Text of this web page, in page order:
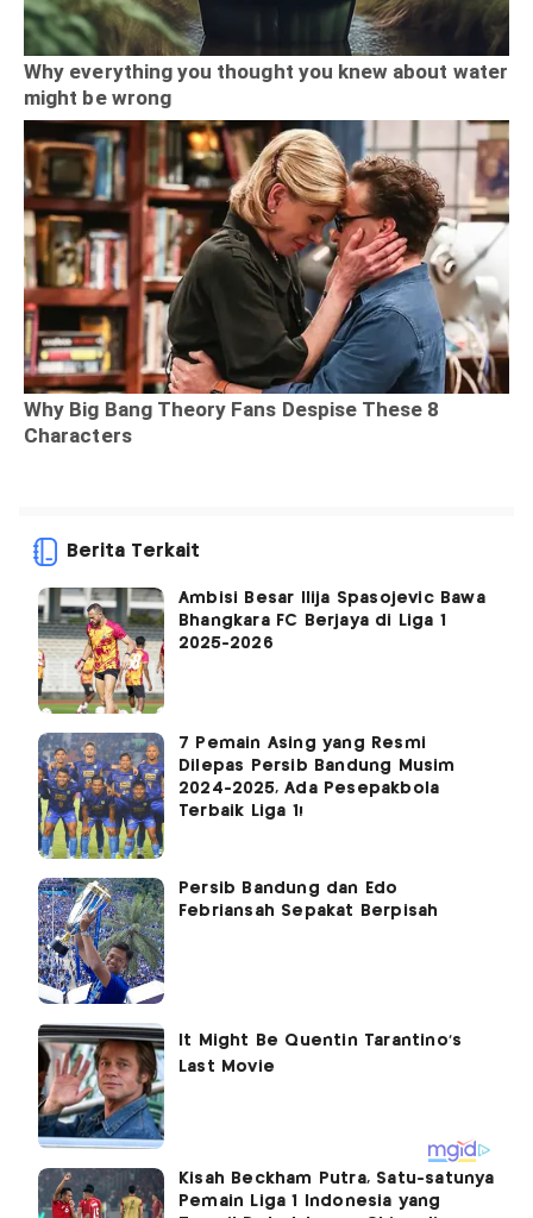
Berita Terkait
Ambisi Besar Ilija Spasojevic Bawa
Bhangkara FC Berjaya di Liga 1
2025-2026
7 Pemain Asing yang Resmi
Dilepas Persib Bandung Musim
2024-2025, Ada Pesepakbola
Terbaik Liga 1!
Persib Bandung dan Edo
Febriansah Sepakat Berpisah
Kisah Beckham Putra, Satu-satunya
Pemain Liga 1 Indonesia yang